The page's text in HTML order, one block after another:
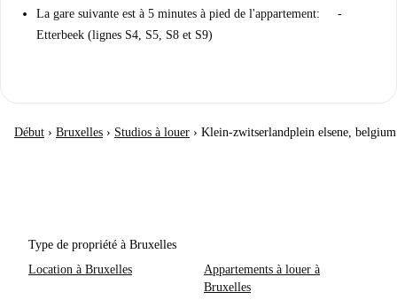
La gare suivante est à 5 minutes à pied de l'appartement: -
Etterbeek (lignes S4, S5, S8 et S9)
Début › Bruxelles › Studios à louer › Klein-zwitserlandplein elsene, belgium
Type de propriété à Bruxelles
Location à Bruxelles
Appartements à louer à
Bruxelles